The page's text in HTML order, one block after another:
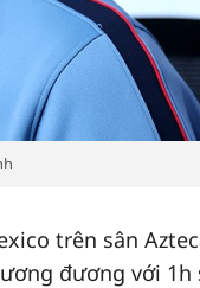
trên sân
đương với 1h